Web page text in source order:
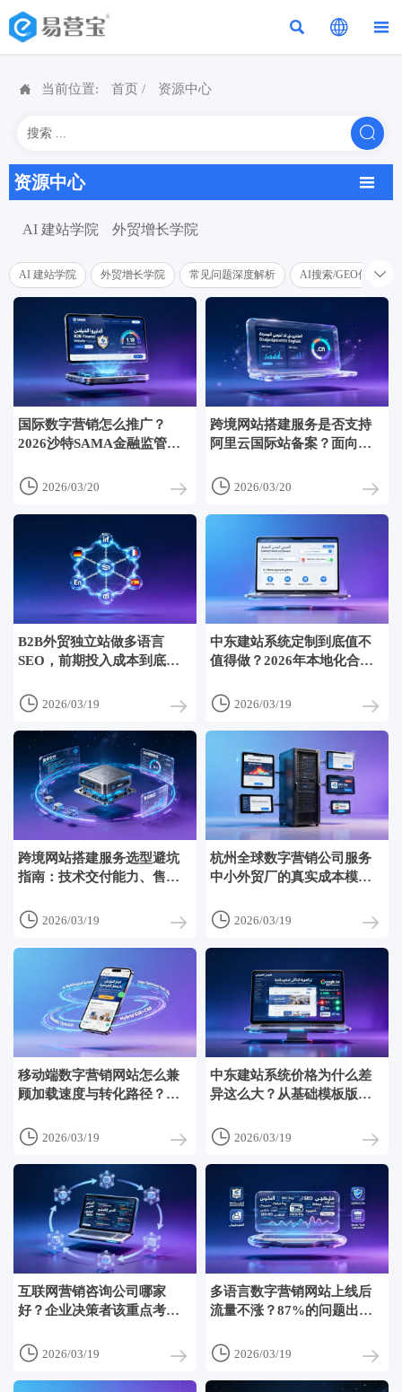
  
 当前位置: 首页 / 资源中心

资源中心 
AI 建站学院 外贸增长学院
AI 建站学院 外贸增长学院 常见问题深度解析 AI搜索/GEO优化学院

国际数字营销怎么推广？
2026沙特SAMA金融监管新
规内容框架
 2026/03/20
跨境网站搭建服务是否支持
阿里云国际站备案？面向中
界说明
 2026/03/20
B2B外贸独立站做多语言
SEO，前期投入成本到底高
 2026/03/19
中东建站系统定制到底值不
值得做？2026年本地化合
三大成本拆解
 2026/03/19
跨境网站搭建服务选型避坑
指南：技术交付能力、售后
缺一不可
 2026/03/19
杭州全球数字营销公司服务
中小外贸厂的真实成本模
块？哪些必须自建？
 2026/03/19
移动端数字营销网站怎么兼
顾加载速度与转化路径？
于1.2秒的3种架构方案
 2026/03/19
中东建站系统价格为什么差
异这么大？从基础模板版到
实际交付范围说明
 2026/03/19
互联网营销咨询公司哪家
好？企业决策者该重点考察
能力和本地化运营团队配置
 2026/03/19
多语言数字营销网站上线后
流量不涨？87%的问题出在
译
 2026/03/19